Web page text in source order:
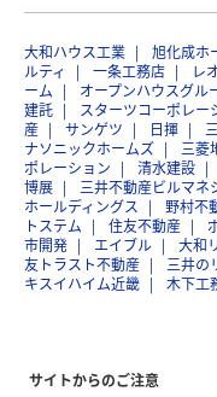
大和ハウス工業 旭化成ホ
ルティ
一条工務店 レ
ーム
オープンハウスグル
建託
スターツコーポレー
産
サンゲツ 日揮
ナソニックホームズ
三菱
ポレーション
清水建設
博展
三井不動産ビルマネ
ホールディングス
野村不
トステム
住友不動産
市開発
エイブル 大和
友トラスト不動産
三井の
キスイハイム近畿
木下工
サイトからのご注意